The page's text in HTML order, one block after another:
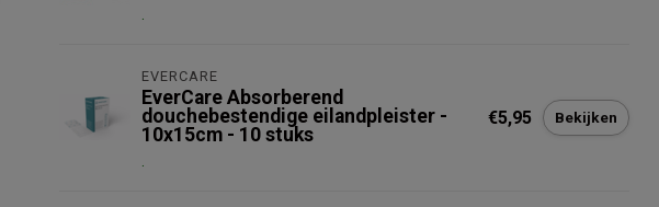
.
EVERCARE
EverCare Absorberend
douchebestendige eilandpleister -
10x15cm - 10 stuks
.
€5,95 Bekijken